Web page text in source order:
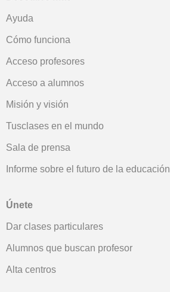
Ayuda
Cómo funciona
Acceso profesores
Acceso a alumnos
Misión y visión
Tusclases en el mundo
Sala de prensa
Informe sobre el futuro de la educación
Únete
Dar clases particulares
Alumnos que buscan profesor
Alta centros